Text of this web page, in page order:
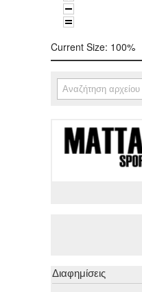
Current Size: 100%
Φόρμα
Αναζήτηση
Διαφημίσεις